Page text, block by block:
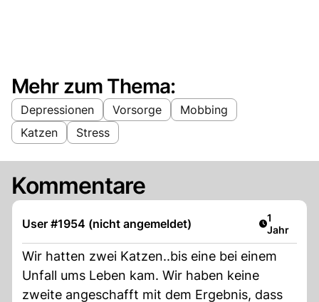
Mehr zum Thema:
Depressionen Vorsorge
Mobbing
Katzen
Stress
Kommentare
User #1954 (nicht angemeldet) Artikel
1
Jahr
Wir hatten zwei Katzen..bis eine bei einem
Unfall ums Leben kam. Wir haben keine
zweite angeschafft mit dem Ergebnis, dass